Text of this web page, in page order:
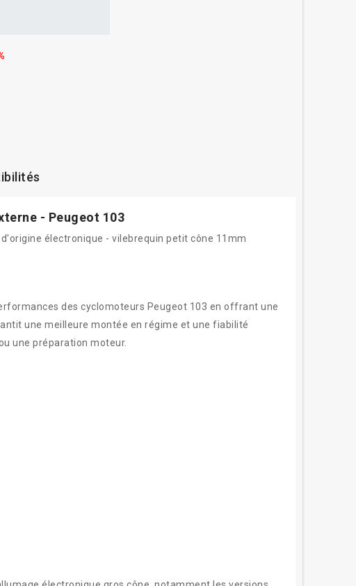
- Peugeot 103
électronique - vilebrequin petit cône 11mm
des cyclomoteurs Peugeot 103 en offrant une
une meilleure montée en régime et une fiabilité
une préparation moteur.